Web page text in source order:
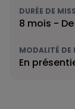
DURÉE DE
8 mois -
MODALITÉ DE
En